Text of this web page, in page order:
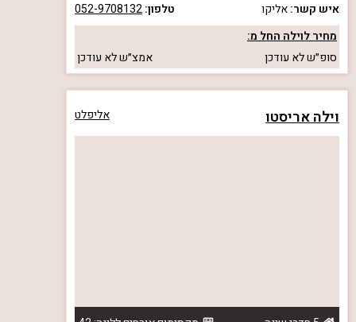
איש קשר:אליקו טלפון:052-9708132
מחיר לוילה החל מ:
סופ״שלא עודכן אמצ״שלא עודכן
וילה אריסטו אליפלט